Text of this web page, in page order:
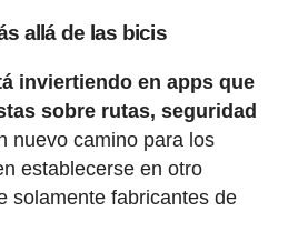
allá de las bicis
inviertiendo en apps que
sobre rutas, seguridad
nuevo camino para los
establecerse en otro
solamente fabricantes de